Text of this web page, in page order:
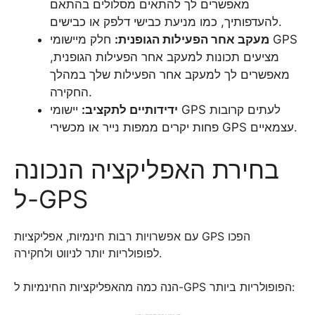
מאפשרים לך להתאים מסלולים בהתאם
להעדפותיך, כמו מניעת כבישי דלפק או כבישים.
מעקב אחר הפעילות הגופנית: חלק מיישומי GPS
מציעים תכונות למעקב אחר הפעילות הגופנית,
מאפשרים לך למעקב אחר הפעילות שלך במהלך
החקירה.
ידידותיים לתקציב: יישומי GPS לעתים קרובות
פחות יקרים ממפות נייר או מכשירי GPS עצמאיים.
בחירת האפליקציה הנכונה
ל-GPS
עם אפשרויות רבות חינמיות, אפליקציות GPS הפכו
לפופולריות יותר לניווט ולחקירה.
הנה כמה מהאפליקציות החינמיות ל-GPS הפופולריות ביותר: